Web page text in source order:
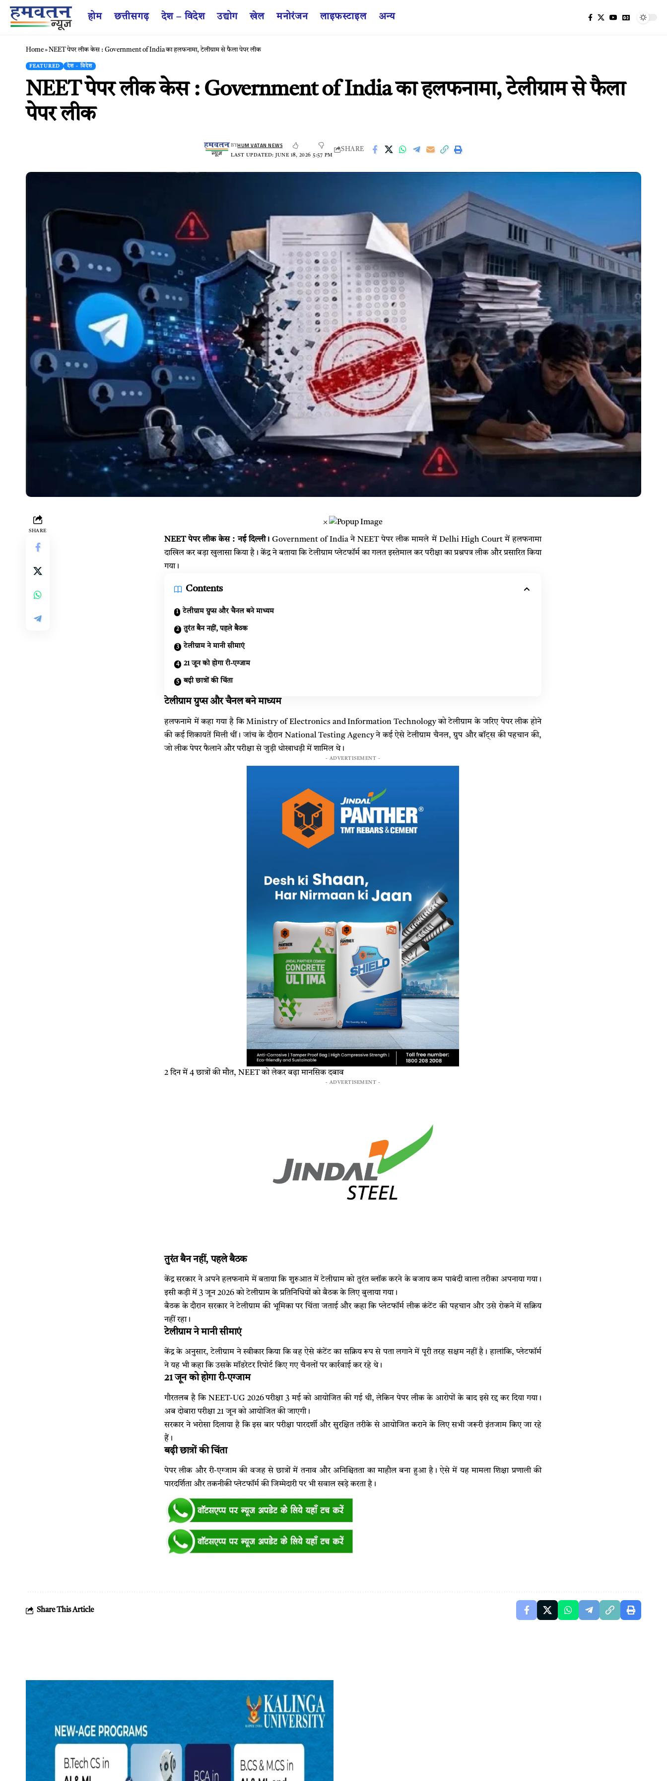
होम छत्तीसगढ़ देश – विदेश उद्योग खेल मनोरंजन लाइफस्टाइल अन्य
Home» NEET पेपर लीक केस : Government of India का हलफनामा, टेलीग्राम से फैला पेपर लीक
FEATURED देश - विदेश
NEET पेपर लीक केस : Government of India का हलफनामा, टेलीग्राम से फैला
पेपर लीक
LAST UPDATED: JUNE 18, 2026 5:57 PM
BYHUM VATAN NEWS
SHARE
SHARE
×
NEET पेपर लीक केस : नई दिल्ली।Government of India ने NEET पेपर लीक मामले में Delhi High Court में हलफनामा
दाखिल कर बड़ा खुलासा किया है। केंद्र ने बताया कि टेलीग्राम प्लेटफॉर्म का गलत इस्तेमाल कर परीक्षा का प्रश्नपत्र लीक और प्रसारित किया
गया।
Contents
टेलीग्राम ग्रुप्स और चैनल बने माध्यम
तुरंत बैन नहीं, पहले बैठक
टेलीग्राम ने मानी सीमाएं
21 जून को होगा री-एग्जाम
बढ़ी छात्रों की चिंता
टेलीग्राम ग्रुप्स और चैनल बने माध्यम
हलफनामे में कहा गया है कि Ministry of Electronics and Information Technology को टेलीग्राम के जरिए पेपर लीक होने
की कई शिकायतें मिली थीं। जांच के दौरान National Testing Agency ने कई ऐसे टेलीग्राम चैनल, ग्रुप और बॉट्स की पहचान की,
जो लीक पेपर फैलाने और परीक्षा से जुड़ी धोखाधड़ी में शामिल थे।
- ADVERTISEMENT -
2 दिन में 4 छात्रों की मौत, NEET को लेकर बढ़ा मानसिक दबाव
- ADVERTISEMENT -
तुरंत बैन नहीं, पहले बैठक
केंद्र सरकार ने अपने हलफनामे में बताया कि शुरुआत में टेलीग्राम को तुरंत ब्लॉक करने के बजाय कम पाबंदी वाला तरीका अपनाया गया।
इसी कड़ी में 3 जून 2026 को टेलीग्राम के प्रतिनिधियों को बैठक के लिए बुलाया गया।
बैठक के दौरान सरकार ने टेलीग्राम की भूमिका पर चिंता जताई और कहा कि प्लेटफॉर्म लीक कंटेंट की पहचान और उसे रोकने में सक्रिय
नहीं रहा।
टेलीग्राम ने मानी सीमाएं
केंद्र के अनुसार, टेलीग्राम ने स्वीकार किया कि वह ऐसे कंटेंट का सक्रिय रूप से पता लगाने में पूरी तरह सक्षम नहीं है। हालांकि, प्लेटफॉर्म
ने यह भी कहा कि उसके मॉडरेटर रिपोर्ट किए गए चैनलों पर कार्रवाई कर रहे थे।
21 जून को होगा री-एग्जाम
गौरतलब है कि NEET-UG 2026 परीक्षा 3 मई को आयोजित की गई थी, लेकिन पेपर लीक के आरोपों के बाद इसे रद्द कर दिया गया।
अब दोबारा परीक्षा 21 जून को आयोजित की जाएगी।
सरकार ने भरोसा दिलाया है कि इस बार परीक्षा पारदर्शी और सुरक्षित तरीके से आयोजित कराने के लिए सभी जरूरी इंतजाम किए जा रहे
हैं।
बढ़ी छात्रों की चिंता
पेपर लीक और री-एग्जाम की वजह से छात्रों में तनाव और अनिश्चितता का माहौल बना हुआ है। ऐसे में यह मामला शिक्षा प्रणाली की
पारदर्शिता और तकनीकी प्लेटफॉर्म की जिम्मेदारी पर भी सवाल खड़े करता है।
Share This Article